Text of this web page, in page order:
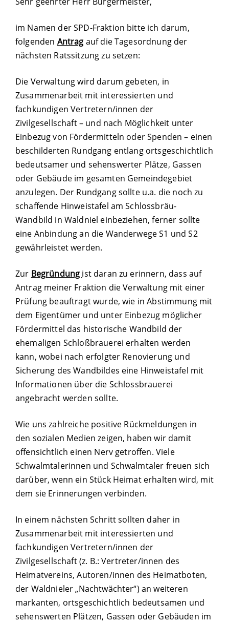
im Namen der SPD-Fraktion bitte ich darum,
folgenden Antrag auf die Tagesordnung der
nächsten Ratssitzung zu setzen:
Die Verwaltung wird darum gebeten, in
Zusammenarbeit mit interessierten und
fachkundigen Vertretern/innen der
Zivilgesellschaft – und nach Möglichkeit unter
Einbezug von Fördermitteln oder Spenden – einen
beschilderten Rundgang entlang ortsgeschichtlich
bedeutsamer und sehenswerter Plätze, Gassen
oder Gebäude im gesamten Gemeindegebiet
anzulegen. Der Rundgang sollte u.a. die noch zu
schaffende Hinweistafel am Schlossbräu-
Wandbild in Waldniel einbeziehen, ferner sollte
eine Anbindung an die Wanderwege S1 und S2
gewährleistet werden.
Zur Begründung ist daran zu erinnern, dass auf
Antrag meiner Fraktion die Verwaltung mit einer
Prüfung beauftragt wurde, wie in Abstimmung mit
dem Eigentümer und unter Einbezug möglicher
Fördermittel das historische Wandbild der
ehemaligen Schloßbrauerei erhalten werden
kann, wobei nach erfolgter Renovierung und
Sicherung des Wandbildes eine Hinweistafel mit
Informationen über die Schlossbrauerei
angebracht werden sollte.
Wie uns zahlreiche positive Rückmeldungen in
den sozialen Medien zeigen, haben wir damit
offensichtlich einen Nerv getroffen. Viele
Schwalmtalerinnen und Schwalmtaler freuen sich
darüber, wenn ein Stück Heimat erhalten wird, mit
dem sie Erinnerungen verbinden.
In einem nächsten Schritt sollten daher in
Zusammenarbeit mit interessierten und
fachkundigen Vertretern/innen der
Zivilgesellschaft (z. B.: Vertreter/innen des
Heimatvereins, Autoren/innen des Heimatboten,
der Waldnieler „Nachtwächter“) an weiteren
markanten, ortsgeschichtlich bedeutsamen und
sehenswerten Plätzen, Gassen oder Gebäuden im